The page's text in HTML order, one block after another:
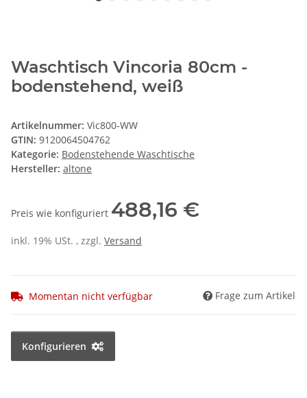
Waschtisch Vincoria 80cm -
bodenstehend, weiß
Artikelnummer: Vic800-WW
GTIN: 9120064504762
Kategorie: Bodenstehende Waschtische
Hersteller: altone
Preis wie konfiguriert 488,16 €
inkl. 19% USt. , zzgl. Versand
Momentan nicht verfügbar Frage zum Artikel
Konfigurieren